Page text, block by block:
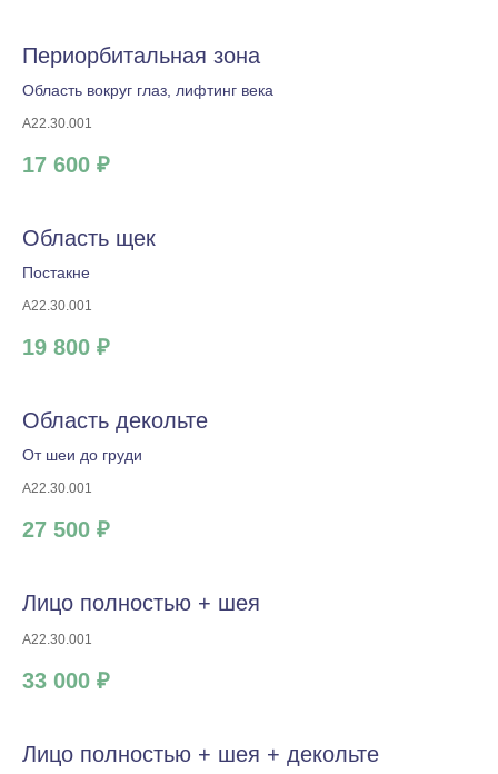
Периорбитальная зона
Область вокруг глаз, лифтинг века
A22.30.001
17 600 ₽
Область щек
Постакне
A22.30.001
19 800 ₽
Область декольте
От шеи до груди
A22.30.001
27 500 ₽
Лицо полностью + шея
A22.30.001
33 000 ₽
Лицо полностью + шея + декольте